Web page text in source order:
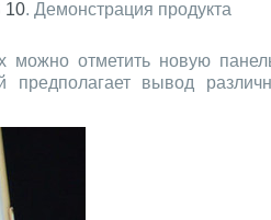
10. Демонстрация продукта
можно отметить новую
вывод